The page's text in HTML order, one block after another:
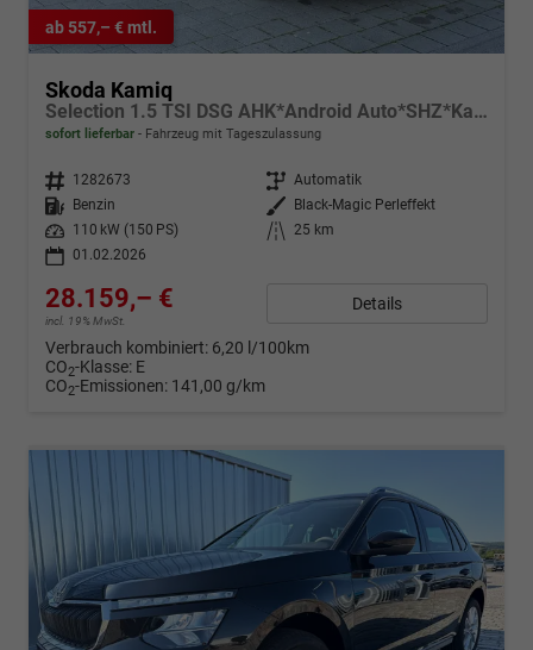
ab 557,– € mtl.
Skoda Kamiq
Selection 1.5 TSI DSG AHK*Android Auto*SHZ*Kamera*Keyless*2Z Klimaauto*
sofort lieferbar Fahrzeug mit Tageszulassung
Fahrzeugnr. 1282673 Getriebe Automatik
Kraftstoff
Benzin Außenfarbe
Black-Magic Perleffekt
Leistung
110 kW (150 PS) Kilometerstand
25 km
01.02.2026
28.159,– €
incl. 19% MwSt.
Details
Verbrauch kombiniert: 6,20 l/100km
CO2-Klasse: E
CO2-Emissionen: 141,00 g/km